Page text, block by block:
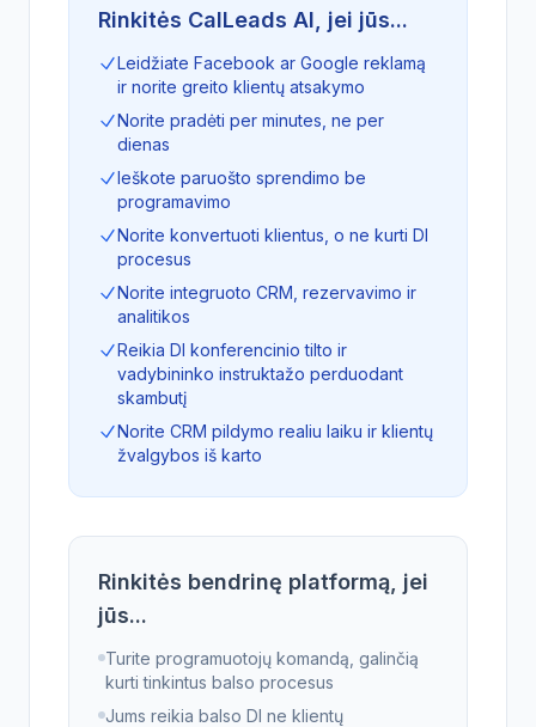
Rinkitės CalLeads AI, jei jūs...
Leidžiate Facebook ar Google reklamą
ir norite greito klientų atsakymo
Norite pradėti per minutes, ne per
dienas
Ieškote paruošto sprendimo be
programavimo
Norite konvertuoti klientus, o ne kurti DI
procesus
Norite integruoto CRM, rezervavimo ir
analitikos
Reikia DI konferencinio tilto ir
vadybininko instruktažo perduodant
skambutį
Norite CRM pildymo realiu laiku ir klientų
žvalgybos iš karto
Rinkitės bendrinę platformą, jei
jūs...
Turite programuotojų komandą, galinčią
kurti tinkintus balso procesus
Jums reikia balso DI ne klientų